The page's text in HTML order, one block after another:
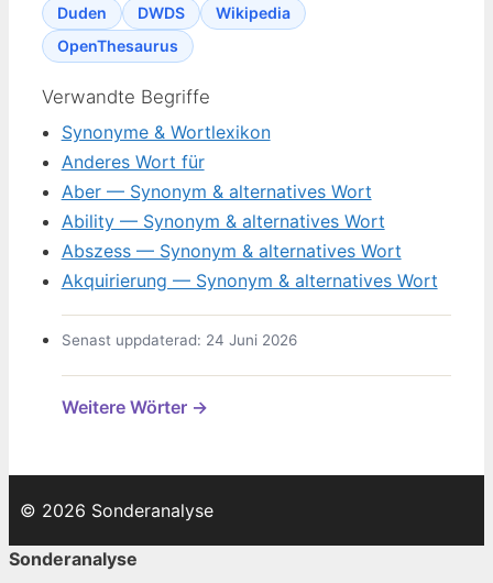
Duden DWDS
Wikipedia
OpenThesaurus
Verwandte Begriffe
Synonyme & Wortlexikon
Anderes Wort für
Aber — Synonym & alternatives Wort
Ability — Synonym & alternatives Wort
Abszess — Synonym & alternatives Wort
Akquirierung — Synonym & alternatives Wort
Senast uppdaterad: 24 Juni 2026
Weitere Wörter →
© 2026 Sonderanalyse
Sonderanalyse